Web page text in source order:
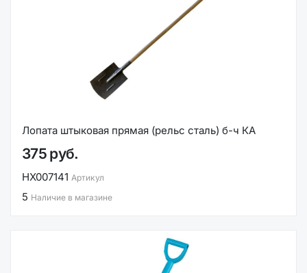
Лопата штыковая прямая (рельс сталь) б-ч КА
375 руб.
НХ007141 Артикул
5 Наличие в магазине